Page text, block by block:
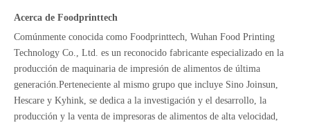
Acerca de Foodprinttech
Comúnmente conocida como Foodprinttech, Wuhan Food Printing
Technology Co., Ltd. es un reconocido fabricante especializado en la
producción de maquinaria de impresión de alimentos de última
generación.Perteneciente al mismo grupo que incluye Sino Joinsun,
Hescare y Kyhink, se dedica a la investigación y el desarrollo, la
producción y la venta de impresoras de alimentos de alta velocidad,